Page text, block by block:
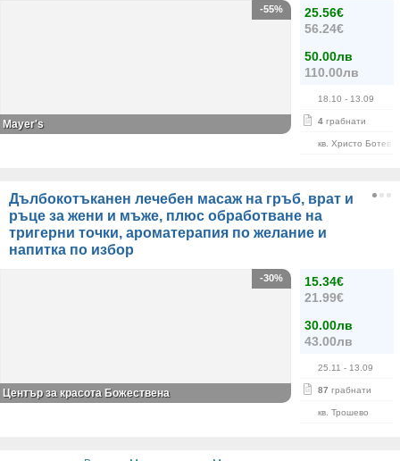
25.56€
56.24€
50.00лв
110.00лв
18.10 - 13.09
4 грабнати
кв. Христо Ботев
-55%
Mayer's
Дълбокотъканен лечебен масаж на гръб, врат и
ръце за жени и мъже, плюс обработване на
тригерни точки, ароматерапия по желание и
напитка по избор
15.34€
21.99€
30.00лв
43.00лв
25.11 - 13.09
87 грабнати
кв. Трошево
-30%
Център за красота Божествена